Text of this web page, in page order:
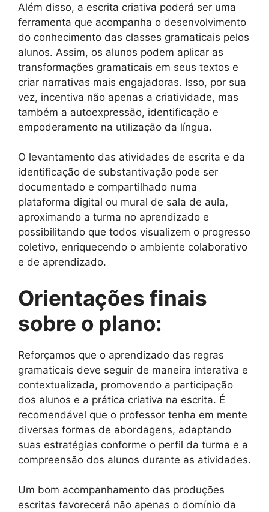
Além disso, a escrita criativa poderá ser uma
ferramenta que acompanha o desenvolvimento
do conhecimento das classes gramaticais pelos
alunos. Assim, os alunos podem aplicar as
transformações gramaticais em seus textos e
criar narrativas mais engajadoras. Isso, por sua
vez, incentiva não apenas a criatividade, mas
também a autoexpressão, identificação e
empoderamento na utilização da língua.
O levantamento das atividades de escrita e da
identificação de substantivação pode ser
documentado e compartilhado numa
plataforma digital ou mural de sala de aula,
aproximando a turma no aprendizado e
possibilitando que todos visualizem o progresso
coletivo, enriquecendo o ambiente colaborativo
e de aprendizado.
Orientações finais
sobre o plano:
Reforçamos que o aprendizado das regras
gramaticais deve seguir de maneira interativa e
contextualizada, promovendo a participação
dos alunos e a prática criativa na escrita. É
recomendável que o professor tenha em mente
diversas formas de abordagens, adaptando
suas estratégias conforme o perfil da turma e a
compreensão dos alunos durante as atividades.
Um bom acompanhamento das produções
escritas favorecerá não apenas o domínio da